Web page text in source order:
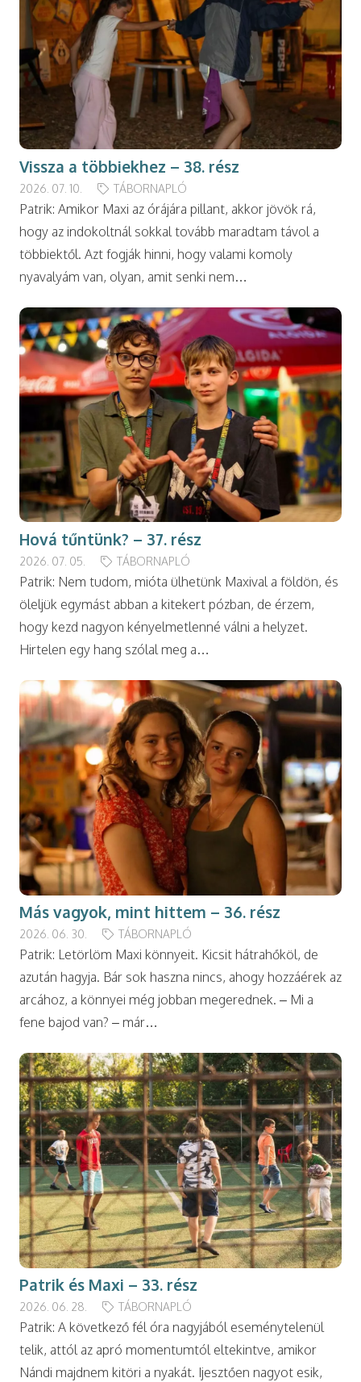
Vissza a többiekhez – 38. rész
2026. 07. 10. TÁBORNAPLÓ
Patrik: Amikor Maxi az órájára pillant, akkor jövök rá,
hogy az indokoltnál sokkal tovább maradtam távol a
többiektől. Azt fogják hinni, hogy valami komoly
nyavalyám van, olyan, amit senki nem…
Hová tűntünk? – 37. rész
2026. 07. 05. TÁBORNAPLÓ
Patrik: Nem tudom, mióta ülhetünk Maxival a földön, és
öleljük egymást abban a kitekert pózban, de érzem,
hogy kezd nagyon kényelmetlenné válni a helyzet.
Hirtelen egy hang szólal meg a…
Más vagyok, mint hittem – 36. rész
2026. 06. 30. TÁBORNAPLÓ
Patrik: Letörlöm Maxi könnyeit. Kicsit hátrahőköl, de
azután hagyja. Bár sok haszna nincs, ahogy hozzáérek az
arcához, a könnyei még jobban megerednek. – Mi a
fene bajod van? – már…
Patrik és Maxi – 33. rész
2026. 06. 28. TÁBORNAPLÓ
Patrik: A következő fél óra nagyjából eseménytelenül
telik, attól az apró momentumtól eltekintve, amikor
Nándi majdnem kitöri a nyakát. Ijesztően nagyot esik,